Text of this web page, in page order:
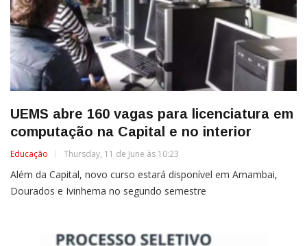
UEMS abre 160 vagas para licenciatura em
computação na Capital e no interior
Educação Thursday, 11 de June às 10:23
Além da Capital, novo curso estará disponível em Amambai,
Dourados e Ivinhema no segundo semestre